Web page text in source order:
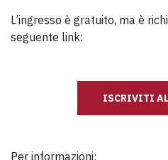
L’ingresso è gratuito, ma è
seguente link:
ISCRIVITI
Per informazioni: